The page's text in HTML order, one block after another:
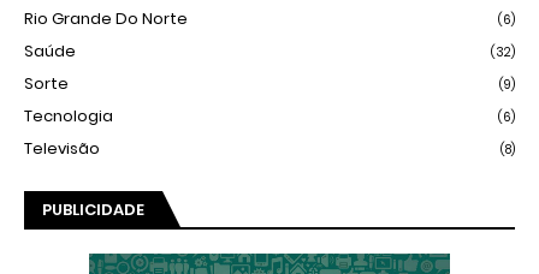
Rio Grande Do Norte (6)
Saúde (32)
Sorte (9)
Tecnologia (6)
Televisão (8)
PUBLICIDADE